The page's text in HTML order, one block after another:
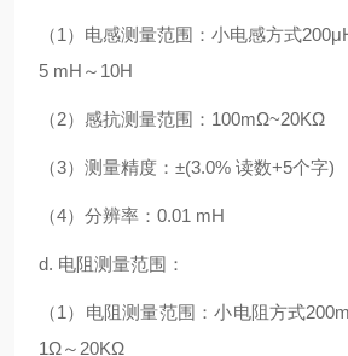
（1）电感测量范围：小电感方式
5 mH～10H
（2）感抗测量范围：100mΩ~20KΩ
（3）测量精度：±(3.0% 读数+5个字)
（4）分辨率：0.01 mH
d. 电阻测量范围：
（1）电阻测量范围：小电阻方式
1Ω～20KΩ